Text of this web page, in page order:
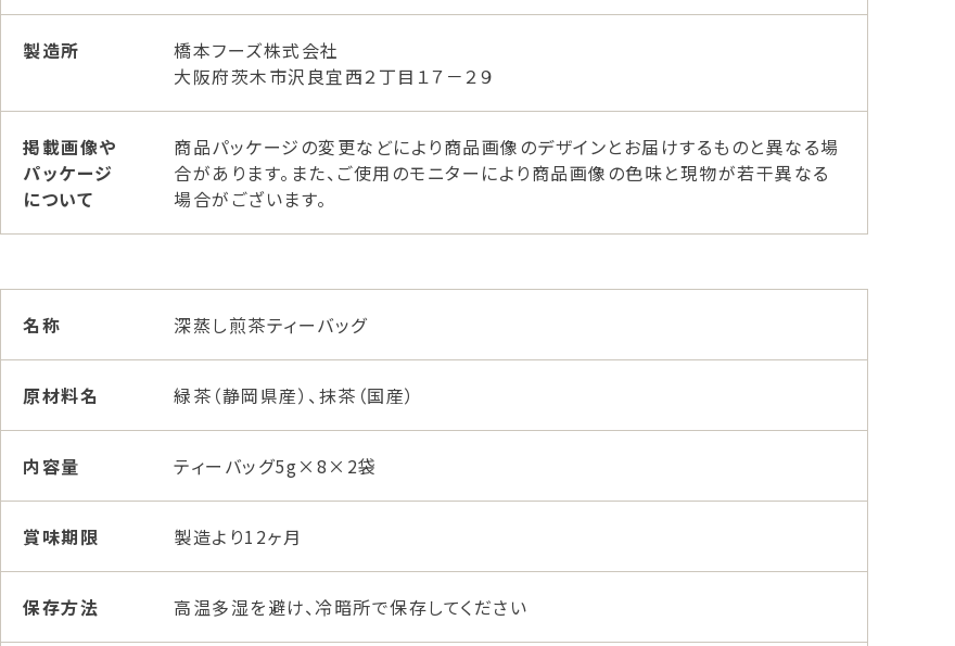
製造所
橋本フーズ株式会社
大阪府茨木市沢良宜西２丁目１７－２９
掲載画像や
パッケージ
について
商品パッケージの変更などにより商品画像のデザインとお届けするものと異なる場
合があります。また、ご使用のモニターにより商品画像の色味と現物が若干異なる
場合がございます。
名称 深蒸し煎茶ティーバッグ
原材料名 緑茶（静岡県産）、抹茶（国産）
内容量 ティーバッグ5g×8×2袋
賞味期限 製造より12ヶ月
保存方法 高温多湿を避け、冷暗所で保存してください